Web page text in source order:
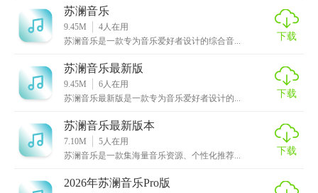
苏澜音乐
9.45M 4人在用
苏澜音乐是一款专为音乐爱好者设计的综合音...
下载
苏澜音乐最新版
9.45M 6人在用
苏澜音乐最新版是一款专为音乐爱好者设计的...
下载
苏澜音乐最新版本
7.10M 5人在用
苏澜音乐是一款集海量音乐资源、个性化推荐...
下载
2026年苏澜音乐Pro版